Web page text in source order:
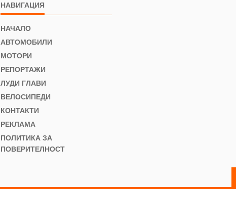
НАВИГАЦИЯ
НАЧАЛО
АВТОМОБИЛИ
МОТОРИ
РЕПОРТАЖИ
ЛУДИ ГЛАВИ
ВЕЛОСИПЕДИ
КОНТАКТИ
РЕКЛАМА
ПОЛИТИКА ЗА
ПОВЕРИТЕЛНОСТ